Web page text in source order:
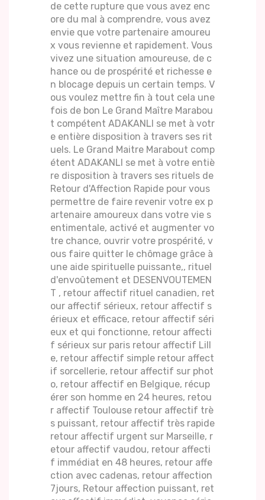
de cette rupture que vous avez enc
ore du mal à comprendre, vous avez
envie que votre partenaire amoureu
x vous revienne et rapidement. Vous
vivez une situation amoureuse, de c
hance ou de prospérité et richesse e
n blocage depuis un certain temps. V
ous voulez mettre fin à tout cela une
fois de bon Le Grand Maître Marabou
t compétent ADAKANLI se met à votr
e entière disposition à travers ses rit
uels. Le Grand Maitre Marabout comp
étent ADAKANLI se met à votre entiè
re disposition à travers ses rituels de
Retour d'Affection Rapide pour vous
permettre de faire revenir votre ex p
artenaire amoureux dans votre vie s
entimentale, activé et augmenter vo
tre chance, ouvrir votre prospérité, v
ous faire quitter le chômage grâce à
une aide spirituelle puissante,, rituel
d'envoûtement et DESENVOUTEMEN
T , retour affectif rituel canadien, ret
our affectif sérieux, retour affectif s
érieux et efficace, retour affectif séri
eux et qui fonctionne, retour affecti
f sérieux sur paris retour affectif Lill
e, retour affectif simple retour affect
if sorcellerie, retour affectif sur phot
o, retour affectif en Belgique, récup
érer son homme en 24 heures, retou
r affectif Toulouse retour affectif trè
s puissant, retour affectif très rapide
retour affectif urgent sur Marseille, r
etour affectif vaudou, retour affecti
f immédiat en 48 heures, retour affe
ction avec cadenas, retour affection
7jours, Retour affection puissant, ret